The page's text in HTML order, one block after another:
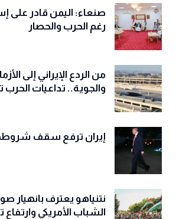
صنعاء: اليمن قادر على
رغم الحرب والحصار
من الردع الإيراني إلى
والجوية.. تداعيات الحرب
إيران ترفع سقف
نتنياهو يعترف بانهيار
الشباب الأمريكي